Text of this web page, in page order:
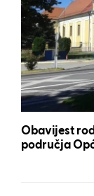
Obavijest
područja